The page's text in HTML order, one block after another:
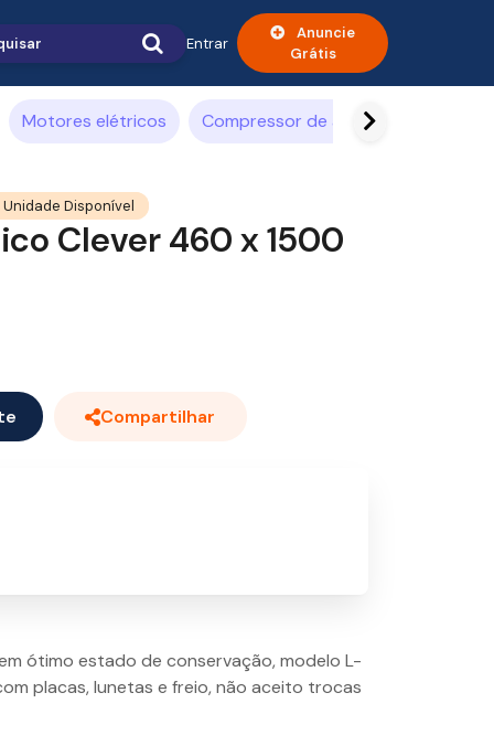
Entrar
Anuncie
Grátis
Motores elétricos Compressor de ar
Disponível
Clever 460 x 1500
Compartilhar
ótimo estado de conservação, modelo L-
placas, lunetas e freio, não aceito trocas